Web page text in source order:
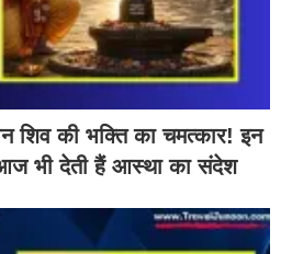
शिव की भक्ति का चमत्कार! इन
भी देती हैं आस्था का संदेश